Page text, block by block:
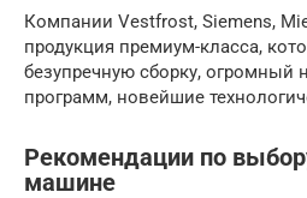
Компании Vestfrost, Siemens,
продукция премиум-класса,
безупречную сборку, огромный
программ, новейшие
Рекомендации по
машине